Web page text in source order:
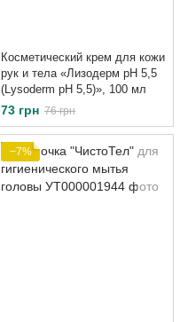
Косметический крем для кожи
рук и тела «Лизодерм рН 5,5
(Lysoderm pН 5,5)», 100 мл
73 грн 76 грн
−7%